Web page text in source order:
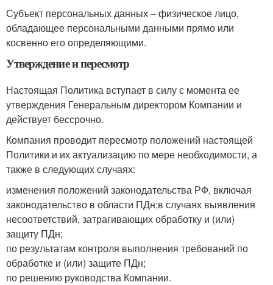
Субъект персональных данных – физическое лицо,
обладающее персональными данными прямо или
косвенно его определяющими.
Утверждение и пересмотр
Настоящая Политика вступает в силу с момента ее
утверждения Генеральным директором Компании и
действует бессрочно.
Компания проводит пересмотр положений настоящей
Политики и их актуализацию по мере необходимости, а
также в следующих случаях:
изменения положений законодательства РФ, включая
законодательство в области ПДн;в случаях выявления
несоответствий, затрагивающих обработку и (или)
защиту ПДн;
по результатам контроля выполнения требований по
обработке и (или) защите ПДн;
по решению руководства Компании.